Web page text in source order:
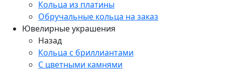
Кольца из платины
Обручальные кольца на заказ
Ювелирные украшения
Назад
Кольца с бриллиантами
С цветными камнями